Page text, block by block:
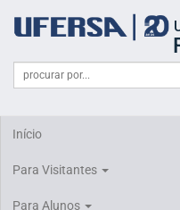
portal
UFERSA
Formulário
Busca
Campo
de
Início
Para Visitantes
Para Alunos